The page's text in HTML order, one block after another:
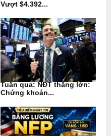
Vượt $4.392...
Tuần qua: NĐT thắng lớn:
Chứng khoán...